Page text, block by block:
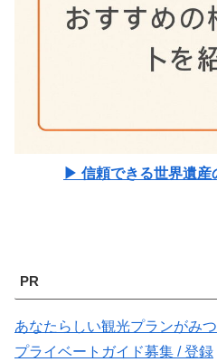
▶ 信頼できる世界遺産
PR
あなたらしい観光プランがみ
プライベートガイド募集 / 登録